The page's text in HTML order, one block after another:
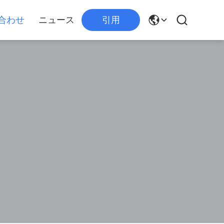
わせ ニュース 引用